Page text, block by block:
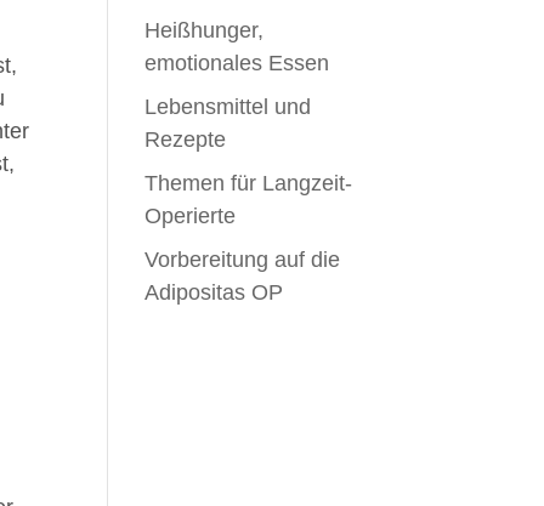
Heißhunger,
emotionales Essen
Lebensmittel und
Rezepte
Themen für Langzeit-
Operierte
Vorbereitung auf die
Adipositas OP